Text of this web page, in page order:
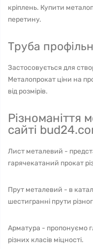
кріплень. Купити
перетину.
Труба
Застосовується для
Металопрокат ціни на
від розмірів.
Різноманіття
сайті
Лист металевий -
гарячекатаний прокат
Прут металевий - в
шестигранні прути
Арматура - пропонуємо
різних класів міцності.